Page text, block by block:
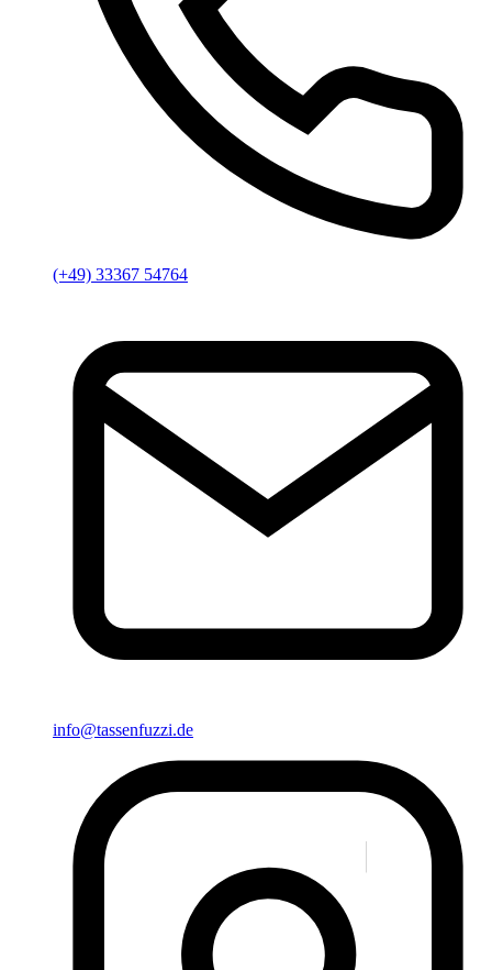
(+49) 33367 54764
info@tassenfuzzi.de